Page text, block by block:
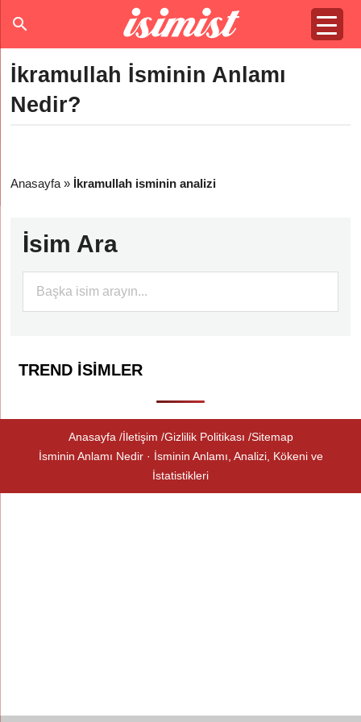
İkramullah İsminin Anlamı
Nedir?
Anasayfa » İkramullah isminin analizi
İsim Ara
TREND İSIMLER
Anasayfa İletişim Gizlilik Politikası Sitemap
İsminin Anlamı Nedir · İsminin Anlamı, Analizi, Kökeni ve
İstatistikleri